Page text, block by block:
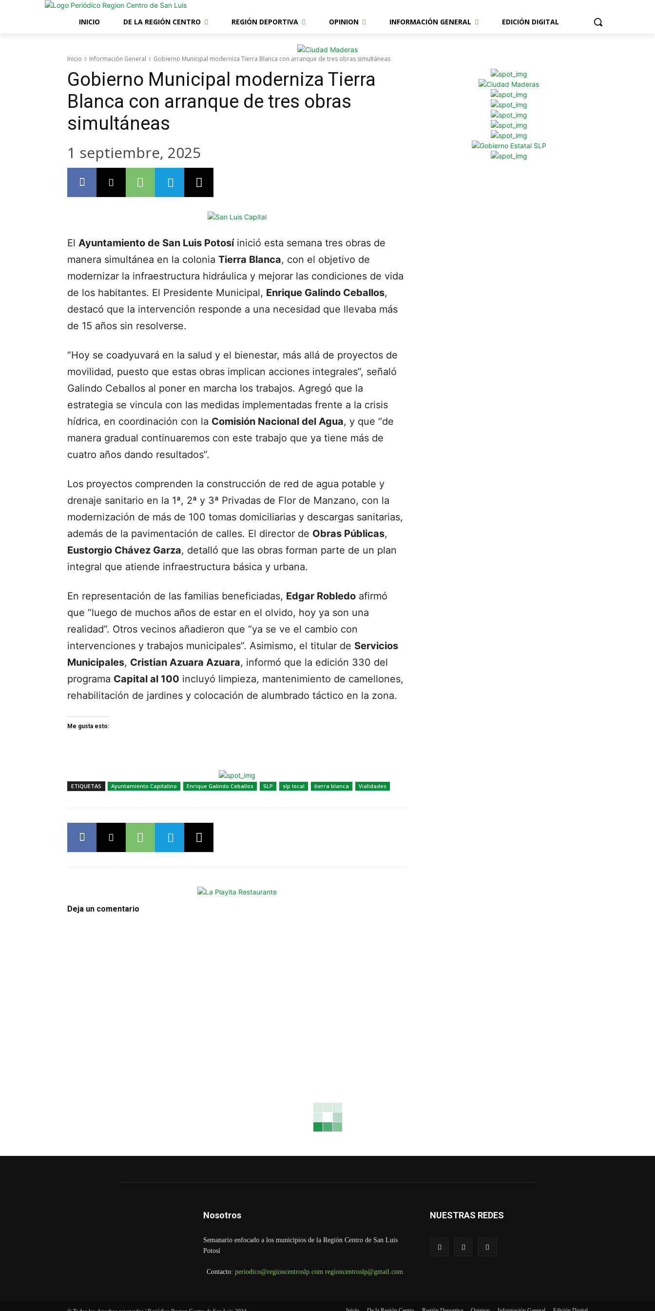
INICIO DE LA REGIÓN CENTRO REGIÓN DEPORTIVA OPINION INFORMACIÓN GENERAL EDICIÓN DIGITAL
Inicio Información General Gobierno Municipal moderniza Tierra Blanca con arranque de tres obras simultáneas
Gobierno Municipal moderniza Tierra
Blanca con arranque de tres obras
simultáneas
1 septiembre, 2025
El Ayuntamiento de San Luis Potosíinició esta semana tres obras de
manera simultánea en la colonia Tierra Blanca, con el objetivo de
modernizar la infraestructura hidráulica y mejorar las condiciones de vida
de los habitantes. El Presidente Municipal, Enrique Galindo Ceballos,
destacó que la intervención responde a una necesidad que llevaba más
de 15 años sin resolverse.
“Hoy se coadyuvará en la salud y el bienestar, más allá de proyectos de
movilidad, puesto que estas obras implican acciones integrales”, señaló
Galindo Ceballos al poner en marcha los trabajos. Agregó que la
estrategia se vincula con las medidas implementadas frente a la crisis
hídrica, en coordinación con la Comisión Nacional del Agua, y que “de
manera gradual continuaremos con este trabajo que ya tiene más de
cuatro años dando resultados”.
Los proyectos comprenden la construcción de red de agua potable y
drenaje sanitario en la 1ª, 2ª y 3ª Privadas de Flor de Manzano, con la
modernización de más de 100 tomas domiciliarias y descargas sanitarias,
además de la pavimentación de calles. El director de Obras Públicas,
Eustorgio Chávez Garza, detalló que las obras forman parte de un plan
integral que atiende infraestructura básica y urbana.
En representación de las familias beneficiadas, Edgar Robledo afirmó
que “luego de muchos años de estar en el olvido, hoy ya son una
realidad”. Otros vecinos añadieron que “ya se ve el cambio con
intervenciones y trabajos municipales”. Asimismo, el titular de Servicios
Municipales, Cristian Azuara Azuara, informó que la edición 330 del
programa Capital al 100 incluyó limpieza, mantenimiento de camellones,
rehabilitación de jardines y colocación de alumbrado táctico en la zona.
Me gusta esto:
ETIQUETAS Ayuntamiento Capitalino Enrique Galindo Ceballos SLP slp local tierra blanca Vialidades
Deja un comentario
Nosotros
Semanario enfocado a los municipios de la Región Centro de San Luis
Potosí
Contacto: periodico@regioncentroslp.com regioncentroslp@gmail.com
NUESTRAS REDES